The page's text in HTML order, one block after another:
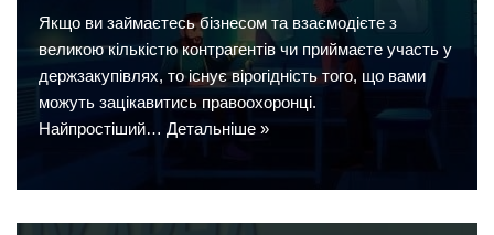
Якщо ви займаєтесь бізнесом та взаємодієте з
великою кількістю контрагентів чи приймаєте участь у
держзакупівлях, то існує вірогідність того, що вами
можуть зацікавитись правоохоронці.
Найпростіший… Детальніше »